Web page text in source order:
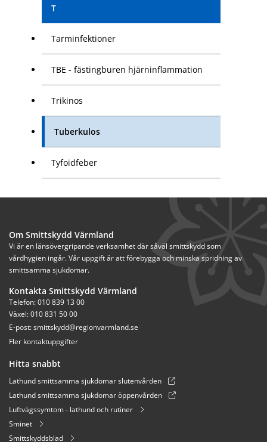
T
Tarminfektioner
TBE - fästingburen hjärninflammation
Trikinos
Tuberkulos
Tyfoidfeber
Om Smittskydd Värmland
Vi är en länsövergripande verksamhet där såväl smittskydd som
vårdhygien ingår. Vår uppgift är att förebygga och minska spridning av
smittsamma sjukdomar.
Kontakta Smittskydd Värmland
Telefon: 010 839 13 00
Växel: 010 831 50 00
E-post: smittskydd@regionvarmland.se
Fler kontaktuppgifter
Hitta snabbt
Lathund smittsamma sjukdomar slutenvården
Lathund smittsamma sjukdomar öppenvården
Luftvägssymtom - lathund och rutiner
Sminet
Smittskyddsblad